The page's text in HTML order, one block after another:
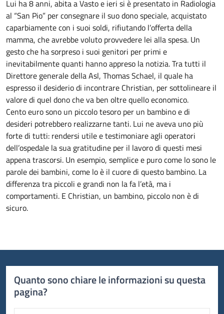
Lui ha 8 anni, abita a Vasto e ieri si è presentato in Radiologia
al “San Pio” per consegnare il suo dono speciale, acquistato
caparbiamente con i suoi soldi, rifiutando l’offerta della
mamma, che avrebbe voluto provvedere lei alla spesa. Un
gesto che ha sorpreso i suoi genitori per primi e
inevitabilmente quanti hanno appreso la notizia. Tra tutti il
Direttore generale della Asl, Thomas Schael, il quale ha
espresso il desiderio di incontrare Christian, per sottolineare il
valore di quel dono che va ben oltre quello economico.
Cento euro sono un piccolo tesoro per un bambino e di
desideri potrebbero realizzarne tanti. Lui ne aveva uno più
forte di tutti: rendersi utile e testimoniare agli operatori
dell’ospedale la sua gratitudine per il lavoro di questi mesi
appena trascorsi. Un esempio, semplice e puro come lo sono le
parole dei bambini, come lo è il cuore di questo bambino. La
differenza tra piccoli e grandi non la fa l’età, ma i
comportamenti. E Christian, un bambino, piccolo non è di
sicuro.
Quanto sono chiare le informazioni su questa
pagina?